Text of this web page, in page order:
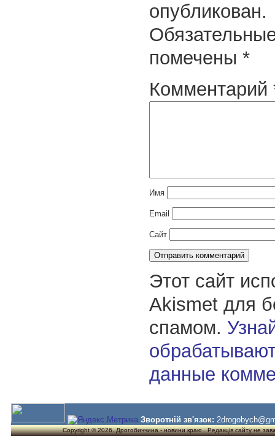
опубликован.
помечены *
Комментарий
Имя
Email
Сайт
Этот сайт
Akismet для
спамом.
данные
Зворотній зв'язок:
Copyright © 2026. Дрогобиччина - новини краю . Редакція сайту не